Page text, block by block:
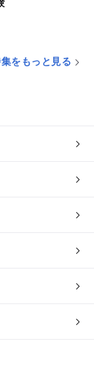
をもっと見る